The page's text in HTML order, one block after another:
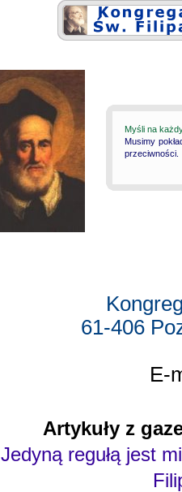
Myśli na
Musimy
przeciwności.
61-406
E-
Artykuły z
Jedyną regułą jest